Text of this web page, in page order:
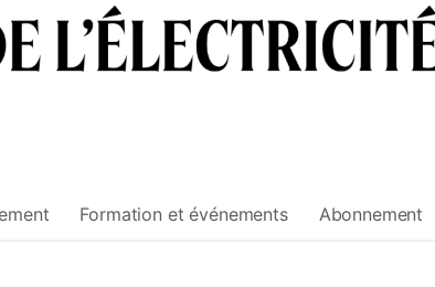
Formation et événements Abonnement